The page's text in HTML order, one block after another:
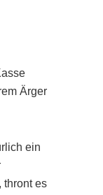
Ärger
ein
thront es